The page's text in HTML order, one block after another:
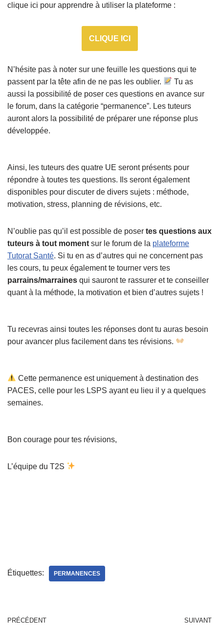
clique ici pour apprendre à utiliser la plateforme :
CLIQUE ICI
N’hésite pas à noter sur une feuille les questions qui te
passent par la tête afin de ne pas les oublier.
Tu as
aussi la possibilité de poser ces questions en avance sur
le forum, dans la catégorie “permanence”. Les tuteurs
auront alors la possibilité de préparer une réponse plus
développée.
Ainsi, les tuteurs des quatre UE seront présents pour
répondre à toutes tes questions. Ils seront également
disponibles pour discuter de divers sujets : méthode,
motivation, stress, planning de révisions, etc.
N’oublie pas qu’il est possible de poser tes questions aux
tuteurs à tout moment sur le forum de la plateforme
Tutorat Santé. Si tu en as d’autres qui ne concernent pas
les cours, tu peux également te tourner vers tes
parrains/marraines qui sauront te rassurer et te conseiller
quant à la méthode, la motivation et bien d’autres sujets !
Tu recevras ainsi toutes les réponses dont tu auras besoin
pour avancer plus facilement dans tes révisions.
Cette permanence est uniquement à destination des
PACES, celle pour les LSPS ayant eu lieu il y a quelques
semaines.
Bon courage pour tes révisions,
L’équipe du T2S
Étiquettes: PERMANENCES
PRÉCÉDENT SUIVANT